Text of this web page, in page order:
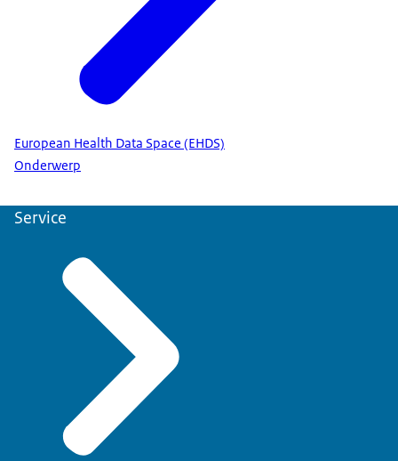
European Health Data Space (EHDS)
Onderwerp
Service